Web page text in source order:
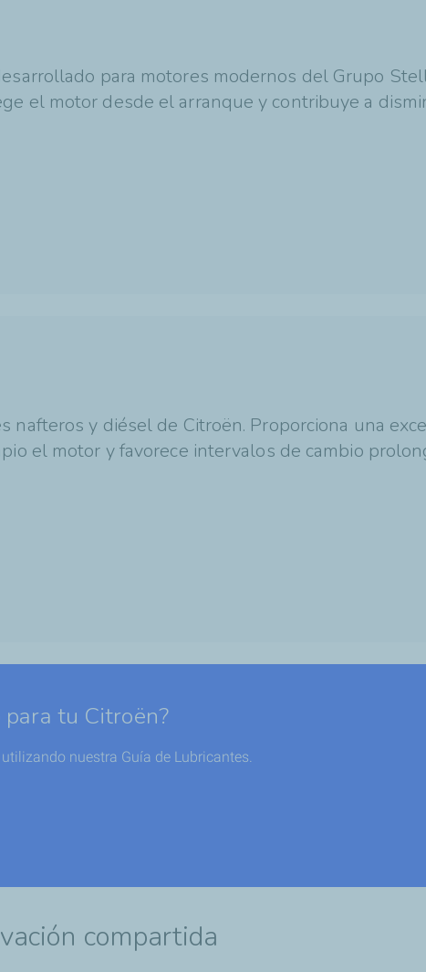
para motores modernos del Grupo
el motor desde el arranque y contribuye a
nafteros y diésel de Citroën. Proporciona una
el motor y favorece intervalos de cambio
tu Citroën?
nuestra Guía de Lubricantes.
compartida